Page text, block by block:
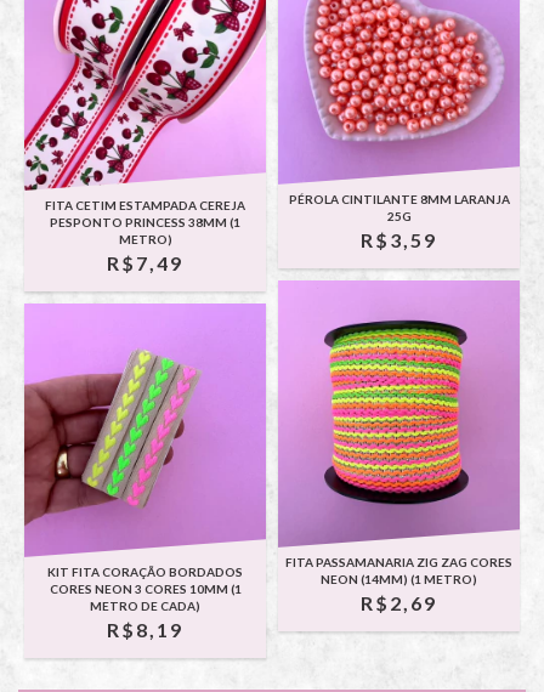
FITA CETIM ESTAMPADA CEREJA
PESPONTO PRINCESS 38MM (1
METRO)
R$7,49
PÉROLA CINTILANTE 8MM LARANJA
25G
R$3,59
KIT FITA CORAÇÃO BORDADOS
CORES NEON 3 CORES 10MM (1
METRO DE CADA)
R$8,19
FITA PASSAMANARIA ZIG ZAG CORES
NEON (14MM) (1 METRO)
R$2,69